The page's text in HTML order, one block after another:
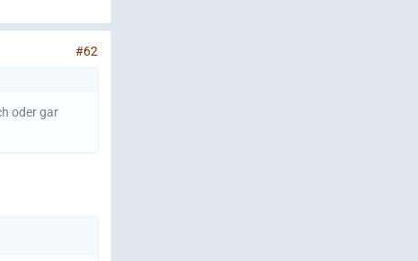
#62
oder gar